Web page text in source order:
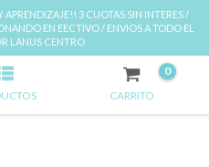
3 CUOTAS SIN INTERES /
EN EECTIVO / ENVIOS A TODO EL
LANUS CENTRO
CARRITO
0